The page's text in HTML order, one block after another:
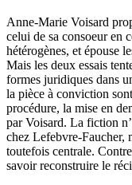
Anne-Marie Voisard
celui de sa consoeur en
hétérogènes, et épouse
Mais les deux essais
formes juridiques dans
la pièce à conviction
procédure, la mise en
par Voisard. La fiction
chez Lefebvre-Faucher,
toutefois centrale.
savoir reconstruire le